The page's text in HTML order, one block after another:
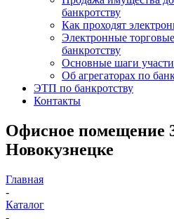
банкротству
Как проходят
Электронные
банкротству
Основные шаги
Об агрегаторах по
ЭТП по банкротству
Контакты
Офисное помещение
Новокузнецке
Главная
-
Каталог